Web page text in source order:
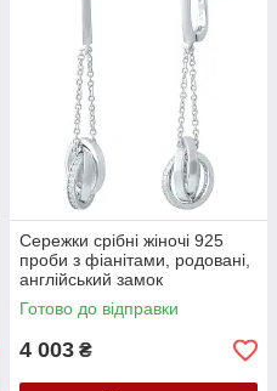
Сережки срібні жіночі 925
проби з фіанітами, родовані,
англійський замок
Готово до відправки
4 003 ₴